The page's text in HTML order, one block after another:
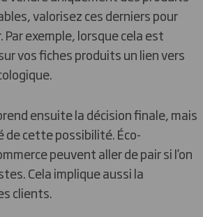
valorisez ces derniers pour
exemple, lorsque cela est
vos fiches produits un lien vers
ensuite la décision finale, mais
de cette possibilité. Éco-
peuvent aller de pair si l’on
Cela implique aussi la
clients.